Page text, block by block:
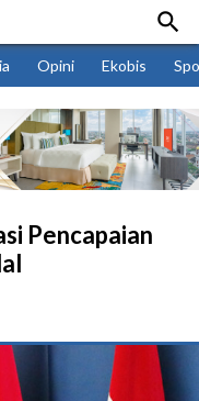

Opini Ekobis
Pencapaian